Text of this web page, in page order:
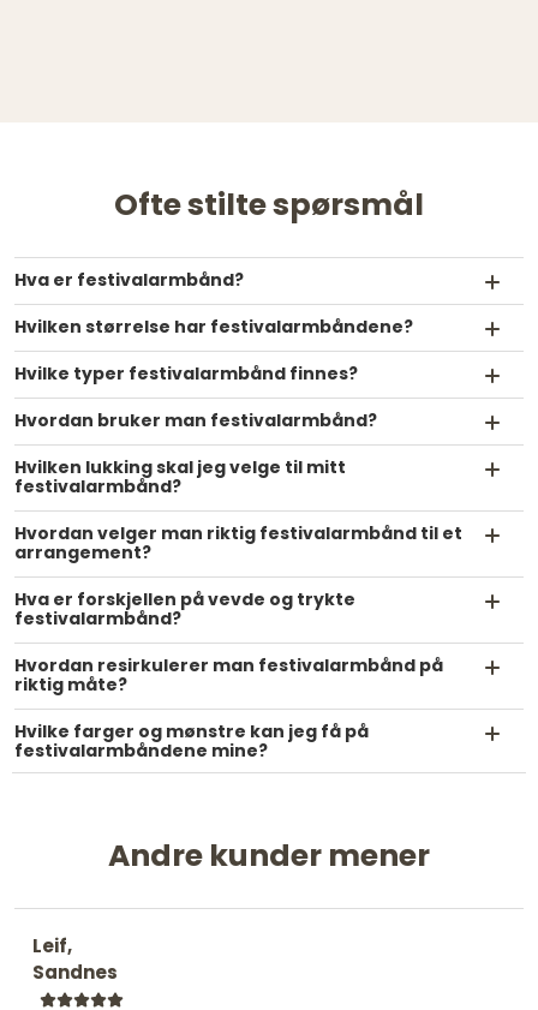
Ofte stilte spørsmål
Hva er festivalarmbånd?
Hvilken størrelse har festivalarmbåndene?
Hvilke typer festivalarmbånd finnes?
Hvordan bruker man festivalarmbånd?
Hvilken lukking skal jeg velge til mitt
festivalarmbånd?
Hvordan velger man riktig festivalarmbånd til et
arrangement?
Hva er forskjellen på vevde og trykte
festivalarmbånd?
Hvordan resirkulerer man festivalarmbånd på
riktig måte?
Hvilke farger og mønstre kan jeg få på
festivalarmbåndene mine?
Andre kunder mener
Leif,
Sandnes